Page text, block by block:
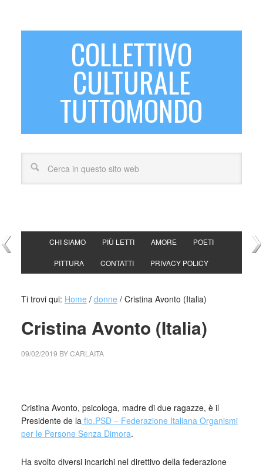
COLLETTIVO
CULTURALE
TUTTOMONDO
CHI SIAMO PIÙ LETTI AMORE POETI
PITTURA CONTATTI PRIVACY POLICY
Ti trovi qui: Home / donne /Cristina Avonto (Italia)
Cristina Avonto (Italia)
09/02/2019 BYCARLAITA
Cristina Avonto, psicologa, madre di due ragazze, è il
Presidente de lafio.PSD – Federazione Italiana Organismi
per le Persone Senza Dimora.
Ha svolto diversi incarichi nel direttivo della federazione